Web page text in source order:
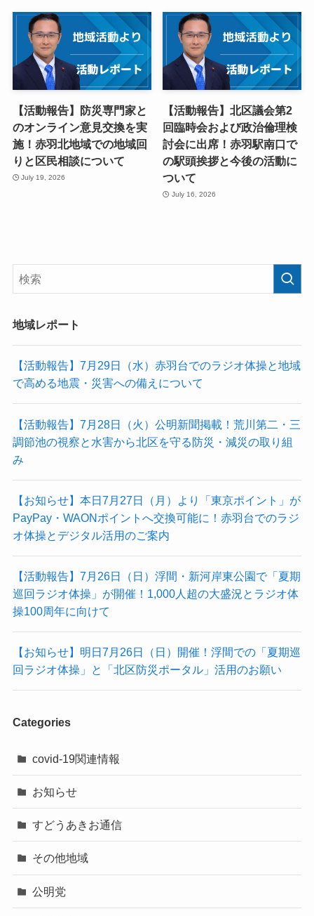
【活動報告】防災専門家と
のオンライン意見交換を実
施！赤羽北地域での地域回
りと区民相談について
July 19, 2026
【活動報告】北区議会第2
回臨時会および政治倫理検
討会に出席！赤羽駅南口で
の駅頭挨拶と今後の活動に
ついて
July 16, 2026
地域レポート
【活動報告】7月29日（水）赤羽台でのラジオ体操と地域
で高める地震・災害への備えについて
【活動報告】7月28日（火）公明新聞掲載！荒川第二・三
調節池の視察と水害から北区を守る防災・減災の取り組
み
【お知らせ】本日7月27日（月）より「東京ポイント」が
PayPay・WAONポイントへ交換可能に！赤羽台でのラジ
オ体操とデジタル活用のご案内
【活動報告】7月26日（日）浮間・新河岸東公園で「夏期
巡回ラジオ体操」が開催！1,000人超の大盛況とラジオ体
操100周年に向けて
【お知らせ】明日7月26日（日）開催！浮間での「夏期巡
回ラジオ体操」と「北区防災ポータル」活用のお願い
Categories
covid-19関連情報
お知らせ
すどうあきお通信
その他地域
公明党